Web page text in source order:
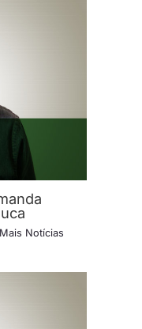
Mais Notícias